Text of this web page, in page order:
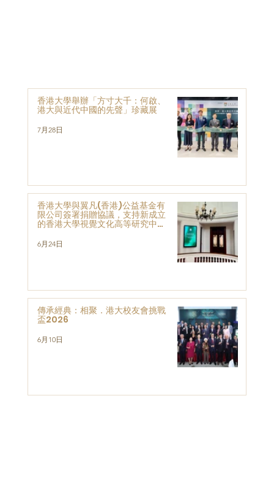
香港大學舉辦「方寸大千：何啟、
港大與近代中國的先聲」珍藏展
7月28日
香港大學與翼凡(香港)公益基金有
限公司簽署捐贈協議，支持新成立
的香港大學視覺文化高等研究中心
6月24日
傳承經典：相聚．港大校友會挑戰
盃2026
6月10日